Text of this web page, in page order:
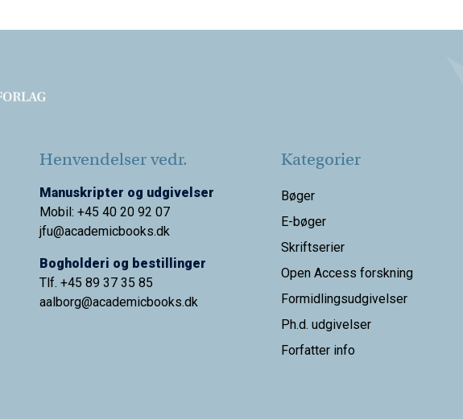
Henvendelser vedr.
Manuskripter og udgivelser
Mobil: +45 40 20 92 07
jfu@academicbooks.dk
Bogholderi og bestillinger
Tlf. +45 89 37 35 85
aalborg@academicbooks.dk
Kategorier
Bøger
E-bøger
Skriftserier
Open Access forskning
Formidlingsudgivelser
Ph.d. udgivelser
Forfatter info